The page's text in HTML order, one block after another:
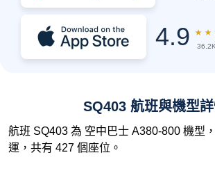
4.9 ★ ★
SQ403 航班與機型
航班 SQ403 為 空中巴士 A380-800 機型
運，共有 427 個座位。